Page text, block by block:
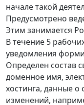
начале такой
Предусмотрено
Этим занимается
В течение 5
уведомления
Определен состав
доменное имя,
хостинга, данные
изменений,